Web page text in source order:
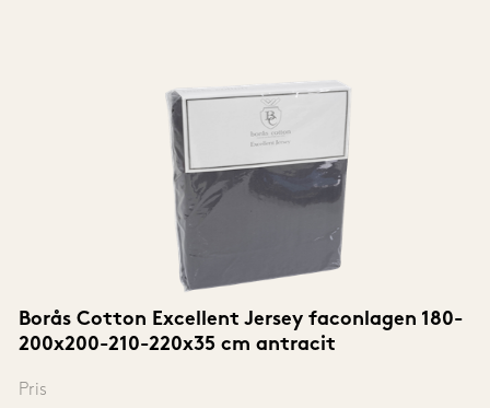
Borås Cotton Excellent Jersey faconlagen 180-
200x200-210-220x35 cm antracit
Pris